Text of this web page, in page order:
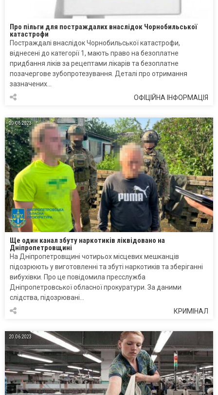
Про пільги для постраждалих внаслідок Чорнобильської
катастрофи
Постраждалі внаслідок Чорнобильської катастрофи,
віднесені до категорії 1, мають право на безоплатне
придбання ліків за рецептами лікарів та безоплатне
позачергове зубопротезування. Деталі про отримання
зазначених…
ОФІЦІЙНА ІНФОРМАЦІЯ
20.06.2023
Ще один канал збуту наркотиків ліквідовано на
Дніпропетровщині
На Дніпропетровщині чотирьох місцевих мешканців
підозрюють у виготовленні та збуті наркотиків та зберіганні
вибухівки. Про це повідомила пресслужба
Дніпропетровської обласної прокуратури. За даними
слідства, підозрювані…
КРИМІНАЛ
20.06.2023